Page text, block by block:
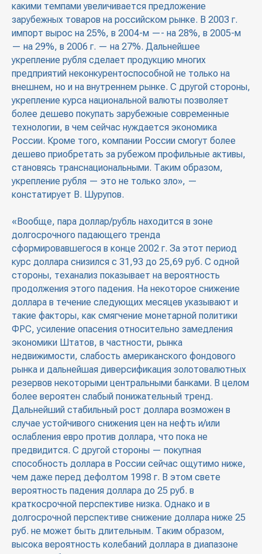
какими темпами увеличивается предложение
зарубежных товаров на российском рынке. В 2003 г.
импорт вырос на 25%, в 2004-м —- на 28%, в 2005-м
— на 29%, в 2006 г. — на 27%. Дальнейшее
укрепление рубля сделает продукцию многих
предприятий неконкурентоспособной не только на
внешнем, но и на внутреннем рынке. С другой стороны,
укрепление курса национальной валюты позволяет
более дешево покупать зарубежные современные
технологии, в чем сейчас нуждается экономика
России. Кроме того, компании России смогут более
дешево приобретать за рубежом профильные активы,
становясь транснациональными. Таким образом,
укрепление рубля — это не только зло», —
констатирует В. Шурупов.
«Вообще, пара доллар/рубль находится в зоне
долгосрочного падающего тренда
сформировавшегося в конце 2002 г. За этот период
курс доллара снизился с 31,93 до 25,69 руб. С одной
стороны, теханализ показывает на вероятность
продолжения этого падения. На некоторое снижение
доллара в течение следующих месяцев указывают и
такие факторы, как смягчение монетарной политики
ФРС, усиление опасения относительно замедления
экономики Штатов, в частности, рынка
недвижимости, слабость американского фондового
рынка и дальнейшая диверсификация золотовалютных
резервов некоторыми центральными банками. В целом
более вероятен слабый понижательный тренд.
Дальнейший стабильный рост доллара возможен в
случае устойчивого снижения цен на нефть и/или
ослабления евро против доллара, что пока не
предвидится. С другой стороны — покупная
способность доллара в России сейчас ощутимо ниже,
чем даже перед дефолтом 1998 г. В этом свете
вероятность падения доллара до 25 руб. в
краткосрочной перспективе низка. Однако и в
долгосрочной перспективе снижение доллара ниже 25
руб. не может быть длительным. Таким образом,
высока вероятность колебаний доллара в диапазоне